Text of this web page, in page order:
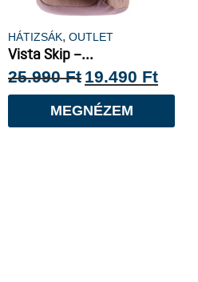
HÁTIZSÁK, OUTLET
Vista Skip –...
25.990Ft 19.490 Ft
MEGNÉZEM